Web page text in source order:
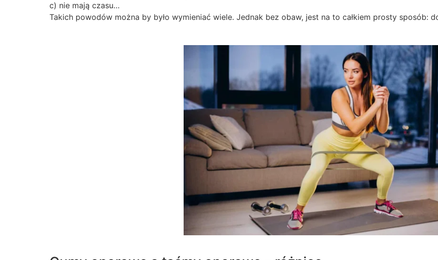
c) nie mają czasu…
Takich powodów można by było wymieniać wiele. Jednak bez obaw, jest na to całkiem prosty sposób: